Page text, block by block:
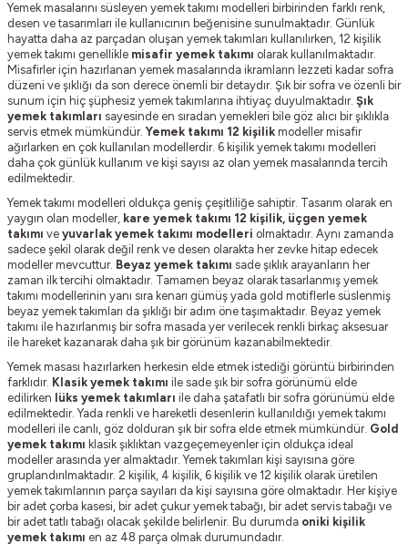
Yemek masalarını süsleyen yemek takımı modelleri birbirinden farklı renk,
desen ve tasarımları ile kullanıcının beğenisine sunulmaktadır. Günlük
hayatta daha az parçadan oluşan yemek takımları kullanılırken, 12 kişilik
yemek takımı genellikle misafir yemek takımı olarak kullanılmaktadır.
Misafirler için hazırlanan yemek masalarında ikramların lezzeti kadar sofra
düzeni ve şıklığı da son derece önemli bir detaydır. Şık bir sofra ve özenli bir
sunum için hiç şüphesiz yemek takımlarına ihtiyaç duyulmaktadır. Şık
yemek takımları sayesinde en sıradan yemekleri bile göz alıcı bir şıklıkla
servis etmek mümkündür. Yemek takımı 12 kişilik modeller misafir
ağırlarken en çok kullanılan modellerdir. 6 kişilik yemek takımı modelleri
daha çok günlük kullanım ve kişi sayısı az olan yemek masalarında tercih
edilmektedir.
Yemek takımı modelleri oldukça geniş çeşitliliğe sahiptir. Tasarım olarak en
yaygın olan modeller, kare yemek takımı 12 kişilik, üçgen yemek
takımı ve yuvarlak yemek takımı modelleri olmaktadır. Aynı zamanda
sadece şekil olarak değil renk ve desen olarakta her zevke hitap edecek
modeller mevcuttur. Beyaz yemek takımı sade şıklık arayanların her
zaman ilk tercihi olmaktadır. Tamamen beyaz olarak tasarlanmış yemek
takımı modellerinin yanı sıra kenarı gümüş yada gold motiflerle süslenmiş
beyaz yemek takımları da şıklığı bir adım öne taşımaktadır. Beyaz yemek
takımı ile hazırlanmış bir sofra masada yer verilecek renkli birkaç aksesuar
ile hareket kazanarak daha şık bir görünüm kazanabilmektedir.
Yemek masası hazırlarken herkesin elde etmek istediği görüntü birbirinden
farklıdır. Klasik yemek takımı ile sade şık bir sofra görünümü elde
edilirken lüks yemek takımları ile daha şatafatlı bir sofra görünümü elde
edilmektedir. Yada renkli ve hareketli desenlerin kullanıldığı yemek takımı
modelleri ile canlı, göz dolduran şık bir sofra elde etmek mümkündür. Gold
yemek takımı klasik şıklıktan vazgeçemeyenler için oldukça ideal
modeller arasında yer almaktadır. Yemek takımları kişi sayısına göre
gruplandırılmaktadır. 2 kişilik, 4 kişilik, 6 kişilik ve 12 kişilik olarak üretilen
yemek takımlarının parça sayıları da kişi sayısına göre olmaktadır. Her kişiye
bir adet çorba kasesi, bir adet çukur yemek tabağı, bir adet servis tabağı ve
bir adet tatlı tabağı olacak şekilde belirlenir. Bu durumda oniki kişilik
yemek takımı en az 48 parça olmak durumundadır.